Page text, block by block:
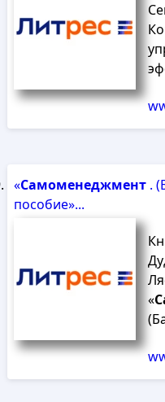
«Самоменеджмент.
пособие»...
«